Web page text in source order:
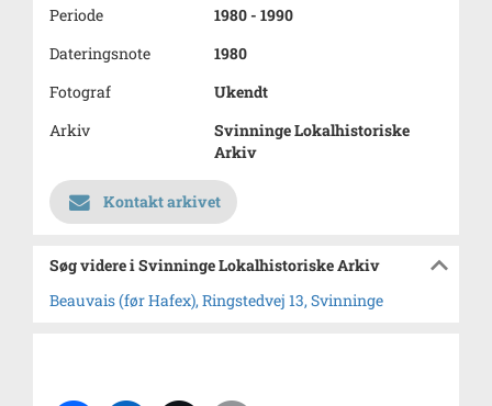
Periode
1980 - 1990
Dateringsnote
1980
Fotograf
Ukendt
Arkiv
Svinninge Lokalhistoriske
Arkiv
Kontakt arkivet
Søg videre i Svinninge Lokalhistoriske Arkiv
Beauvais (før Hafex), Ringstedvej 13, Svinninge